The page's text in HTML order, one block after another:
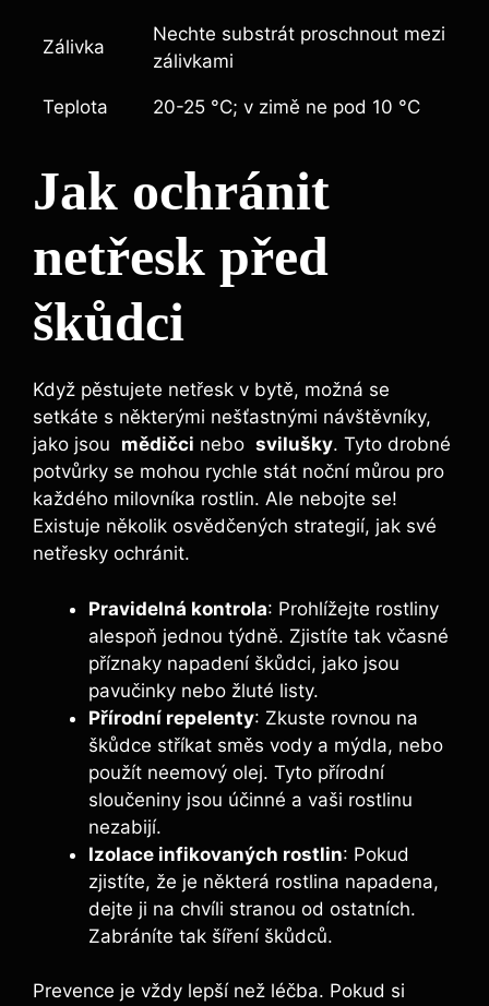
Zálivka
Nechte substrát proschnout⁤ mezi
zálivkami
Teplota 20-25 °C; v zimě ne pod 10 °C
Jak ochránit
netřesk před
škůdci
Když pěstujete netřesk⁣ v bytě, možná se
setkáte s některými nešťastnými návštěvníky,
jako jsou ⁣ mědičci nebo ​ svilušky. Tyto ⁢drobné
potvůrky se ‍mohou⁤ rychle⁤ stát noční můrou pro
každého⁤ milovníka rostlin.⁤ Ale nebojte se!
Existuje několik osvědčených strategií, jak⁤ své
netřesky ochránit.
Pravidelná kontrola: Prohlížejte rostliny⁣
alespoň jednou týdně. ⁣Zjistíte⁤ tak včasné
příznaky napadení škůdci, jako jsou‍
pavučinky⁤ nebo žluté ​listy.
Přírodní repelenty:⁤ Zkuste rovnou na
škůdce stříkat směs ​vody‌ a mýdla,​ nebo
použít neemový ‌olej. Tyto přírodní
sloučeniny jsou účinné ​a vaši⁣ rostlinu
nezabijí.
Izolace infikovaných rostlin: Pokud
zjistíte, že je některá rostlina napadena,
dejte ji na chvíli stranou od ostatních.
Zabráníte tak šíření​ škůdců.
Prevence je ⁤vždy lepší než léčba. ‍Pokud si